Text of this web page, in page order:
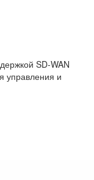
SD-WAN
управления и